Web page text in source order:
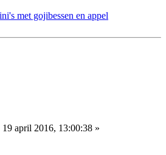
met gojibessen en appel
19 april 2016, 13:00:38 »